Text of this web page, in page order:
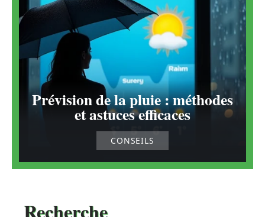
Prévision de la pluie : méthodes
et astuces efficaces
CONSEILS